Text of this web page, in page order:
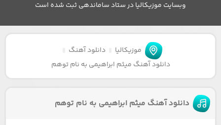
وبسایت موزیکالیا در ستاد ساماندهی ثبت شده است
موزیکالیا
دانلود آهنگ
دانلود آهنگ میثم ابراهیمی به نام توهم
دانلود آهنگ میثم ابراهیمی به نام توهم